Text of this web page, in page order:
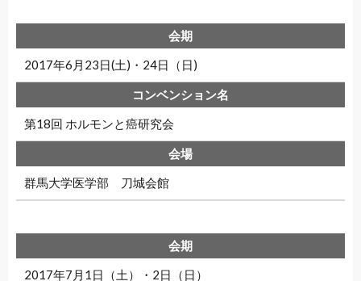
2017年6月23日(土)・24日（日)
第18回 ホルモンと癌研究会
群馬大学医学部 刀城会館
2017年7月1日（土）・2日（日）